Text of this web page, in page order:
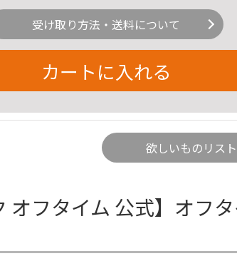
受け取り方法・送料について
カートに入れる
欲しいものリス
フタイム 公式】オフ